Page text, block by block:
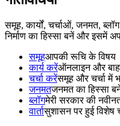
समूह, कार्यों, चर्चाओं, जनमत,
निर्माण का हिस्सा बनें और इसमें
समूहआपकी रूचि के विषय
कार्य करेंऑनलाइन और
चर्चा करेंसमूह और चर्चा में
जनमतजनमत का हिस्सा
ब्लॉगमेरी सरकार की
वार्तासुशासन पर हुई विशेष